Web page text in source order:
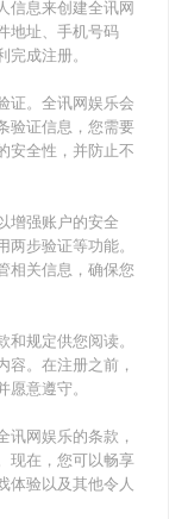
信息来创建全讯网
地址、手机号码
成注册。
。 全讯网娱乐会
验证信息，您需要
安全性，并防止不
增强账户的安全
步验证等功能。
相关信息，确保您
规定供您阅读。
容。在注册之前，
意遵守。
讯网娱乐的条款，
现在，您可以畅享
体验以及其他令人